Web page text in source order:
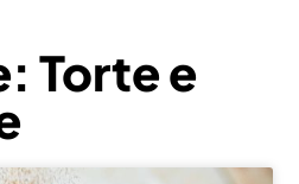
Torte e